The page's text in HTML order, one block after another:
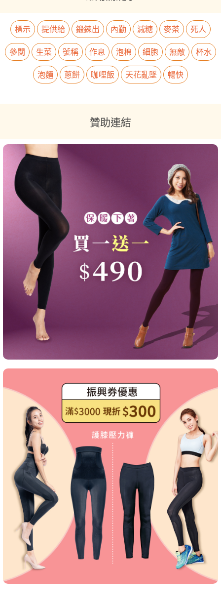
標示 提供給 鍛鍊出 內勤 減糖 麥茶
死人
參閱
生菜 號稱 作息 泡棉 細胞 無敵
杯水
泡麵
蔥餅 咖哩飯 天花亂墜 暢快
贊助連結